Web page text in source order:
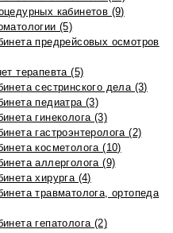
кабинетов (9)
(5)
предрейсовых осмотров
терапевта (5)
сестринского дела (3)
педиатра (3)
гинеколога (3)
гастроэнтеролога (2)
косметолога (10)
аллерголога (9)
хирурга (4)
травматолога, ортопеда
гепатолога (2)